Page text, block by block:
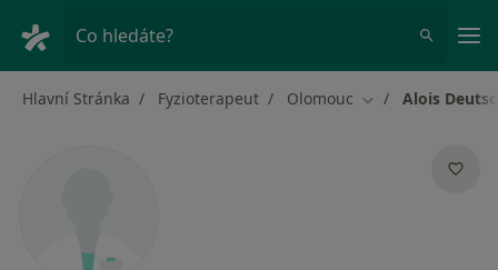
Co hledáte?
Hlavní Stránka Fyzioterapeut Olomouc Změna města
Alois